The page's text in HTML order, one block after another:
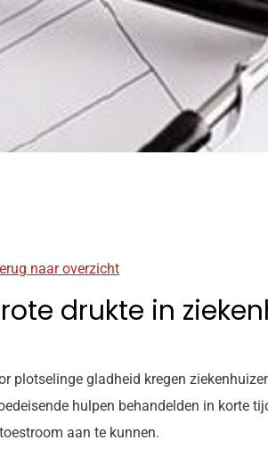
naar overzicht
drukte in
plotselinge gladheid kregen
hulpen behandelden in korte
aan te kunnen.